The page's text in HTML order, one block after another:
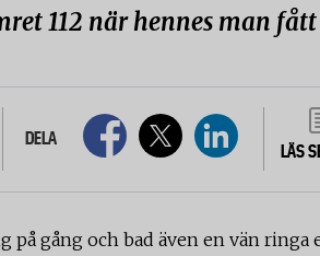
112 när hennes man fått
DELA
LÄS
på gång och bad även en vän ringa